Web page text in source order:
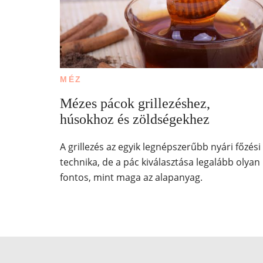
MÉZ
Mézes pácok grillezéshez,
húsokhoz és zöldségekhez
A grillezés az egyik legnépszerűbb nyári főzési
technika, de a pác kiválasztása legalább olyan
fontos, mint maga az alapanyag.